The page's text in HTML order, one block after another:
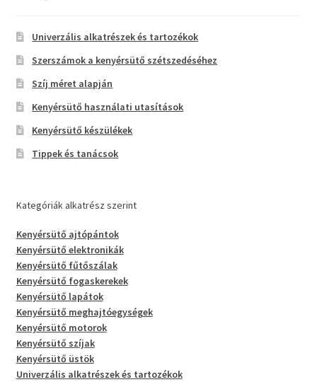
Univerzális alkatrészek és tartozékok
Szerszámok a kenyérsütő szétszedéséhez
Szíj méret alapján
Kenyérsütő használati utasítások
Kenyérsütő készülékek
Tippek és tanácsok
Kategóriák alkatrész szerint
Kenyérsütő ajtópántok
Kenyérsütő elektronikák
Kenyérsütő fűtőszálak
Kenyérsütő fogaskerekek
Kenyérsütő lapátok
Kenyérsütő meghajtóegységek
Kenyérsütő motorok
Kenyérsütő szíjak
Kenyérsütő üstök
Univerzális alkatrészek és tartozékok